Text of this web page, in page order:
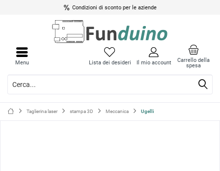
Condizioni di sconto per le aziende
Carrello della
spesa
Lista dei desideri Il mio account
Menu
Taglierina laser stampa 3D Meccanica Ugelli
menu
menu